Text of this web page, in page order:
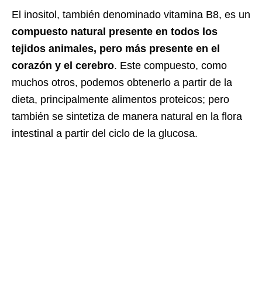
El inositol, también denominado vitamina B8, es un
compuesto natural presente en todos los
tejidos animales, pero más presente en el
corazón y el cerebro. Este compuesto, como
muchos otros, podemos obtenerlo a partir de la
dieta, principalmente alimentos proteicos; pero
también se sintetiza de manera natural en la flora
intestinal a partir del ciclo de la glucosa.